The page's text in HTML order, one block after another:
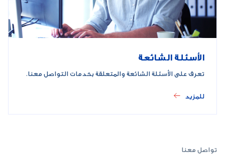
الأسئلة الشائعة
تعرف على الأسئلة الشائعة والمتعلقة بخدمات التواصل معنا.
للمزيد
تواصل معنا